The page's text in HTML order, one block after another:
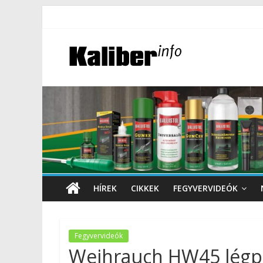
HÍREK CIKKEK FEGYVERVIDEÓK
Fegyvervideók
Weihrauch HW45